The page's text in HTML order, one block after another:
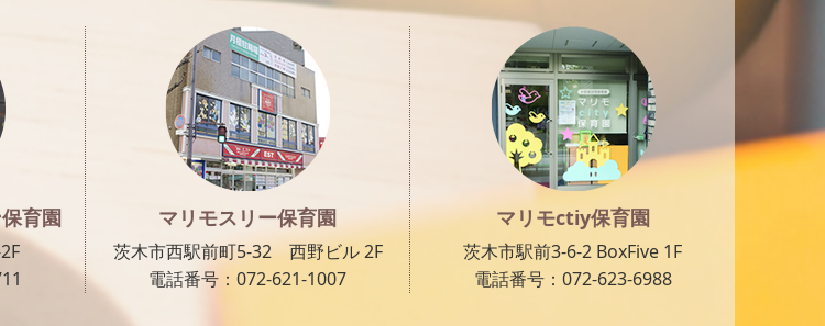
育園 マリモスリー保育園
茨木市西駅前町5-32 西野ビル 2F
電話番号：072-621-1007
マリモctiy保育園
茨木市駅前3-6-2 BoxFive 1F
電話番号：072-623-6988